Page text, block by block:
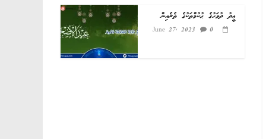
ޢީދު ދުވަހުގެ ޙުކުމްތަކުގެ ތެރެއިން
June 27, 2023 0